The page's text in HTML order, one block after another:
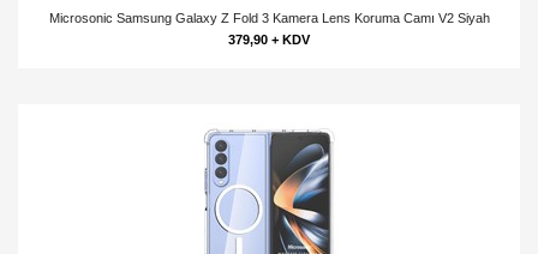
Microsonic Samsung Galaxy Z Fold 3 Kamera Lens Koruma Camı V2 Siyah
379,90 + KDV